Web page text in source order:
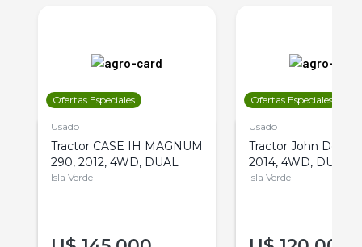
Ofertas Especiales
Usado
Tractor CASE IH MAGNUM
290, 2012, 4WD, DUAL
Isla Verde
Ofertas Especiales
Usado
Tractor John Deere
2014, 4WD, DUAL
Isla Verde